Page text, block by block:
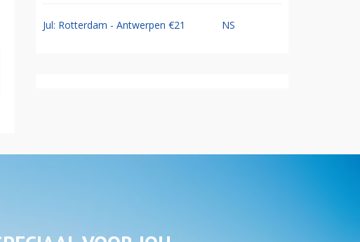
Jul: Rotterdam - Antwerpen €21 NS